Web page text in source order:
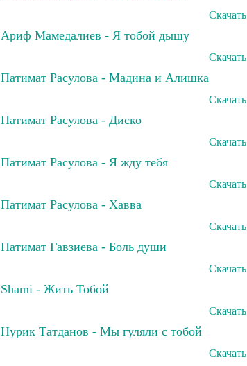
Скачать
Ариф Мамедалиев - Я тобой дышу
Скачать
Патимат Расулова - Мадина и Алишка
Скачать
Патимат Расулова - Диско
Скачать
Патимат Расулова - Я жду тебя
Скачать
Патимат Расулова - Хавва
Скачать
Патимат Гавзиева - Боль души
Скачать
Shami - Жить Тобой
Скачать
Нурик Татданов - Мы гуляли с тобой
Скачать